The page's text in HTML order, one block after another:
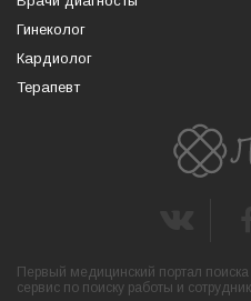
Гинеколог
Кардиолог
Терапевт
Первый медицинский портал
сервис по поиску работы и